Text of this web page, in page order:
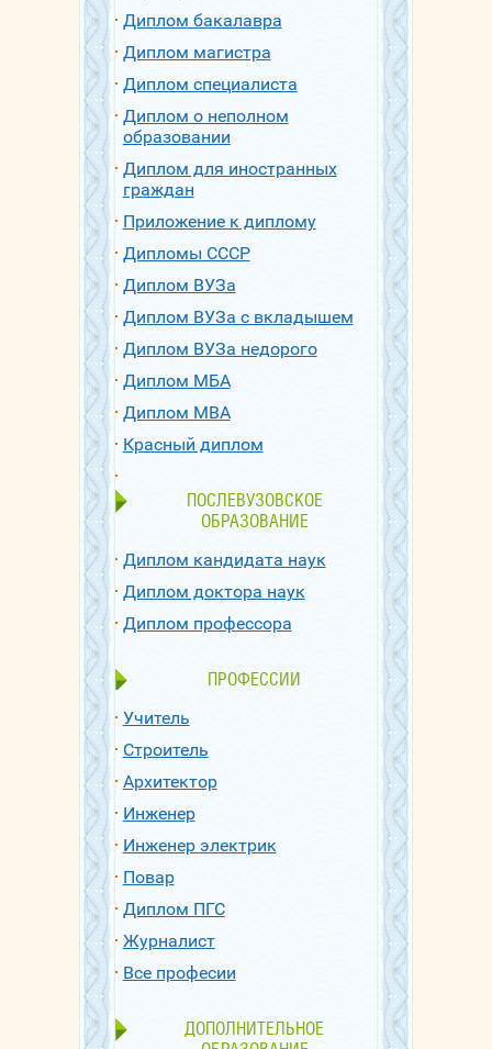
Диплом бакалавра
Диплом магистра
Диплом специалиста
Диплом о неполном
образовании
Диплом для иностранных
граждан
Приложение к диплому
Дипломы СССР
Диплом ВУЗа
Диплом ВУЗа с вкладышем
Диплом ВУЗа недорого
Диплом МБА
Диплом МВА
Красный диплом
ПОСЛЕВУЗОВСКОЕ
ОБРАЗОВАНИЕ
Диплом кандидата наук
Диплом доктора наук
Диплом профессора
ПРОФЕССИИ
Учитель
Строитель
Архитектор
Инженер
Инженер электрик
Повар
Диплом ПГС
Журналист
Все професии
ДОПОЛНИТЕЛЬНОЕ